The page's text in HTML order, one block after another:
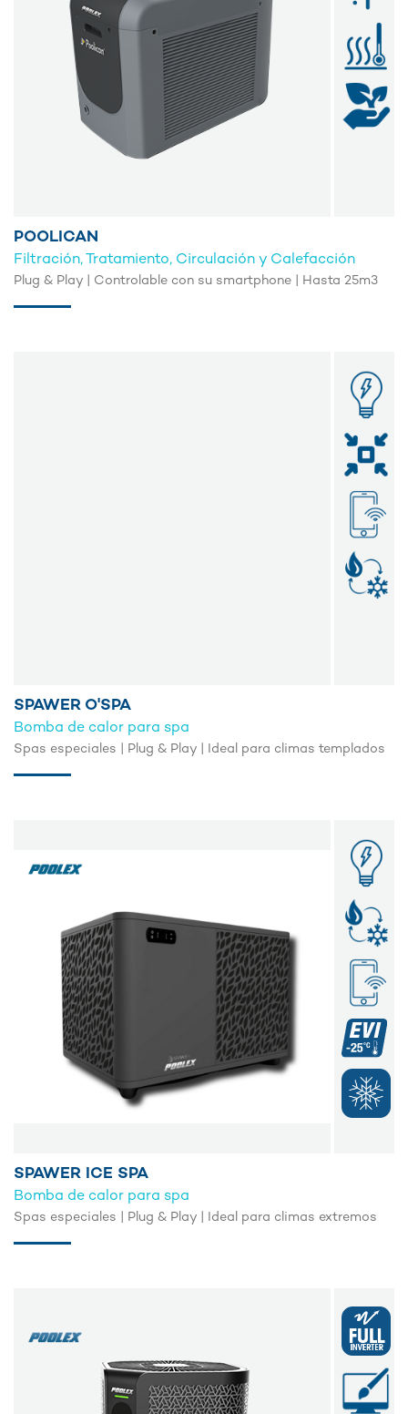
POOLICAN
Filtración, Tratamiento, Circulación y Calefacción
Plug & Play | Controlable con su smartphone | Hasta 25m3
SPAWER O'SPA
Bomba de calor para spa
Spas especiales | Plug & Play | Ideal para climas templados
SPAWER ICE SPA
Bomba de calor para spa
Spas especiales | Plug & Play | Ideal para climas extremos